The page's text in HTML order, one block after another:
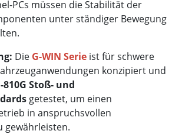
PCs müssen die Stabilität der
unter ständiger Bewegung
Die G-WIN Serie ist für schwere
konzipiert und
810G Stoß- und
getestet, um einen
in anspruchsvollen
gewährleisten.